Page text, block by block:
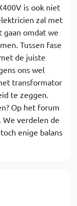
is ook niet
zal met
omdat we
Tussen fase
de juiste
ons wel
transformator
te zeggen.
Op het forum
verdelen de
enige balans